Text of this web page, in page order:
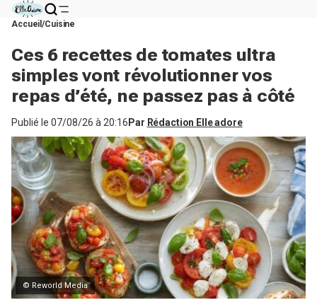
Accueil Cuisine
Ces 6 recettes de tomates ultra
simples vont révolutionner vos
repas d’été, ne passez pas à côté
Publié le 07/08/26 à 20:16 Par Rédaction Elle adore
© Reworld Media